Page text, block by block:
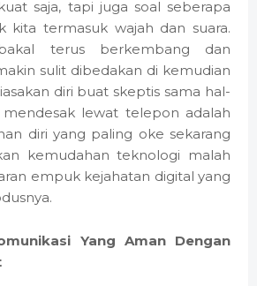
saja, tapi juga soal seberapa
kita termasuk wajah dan suara.
terus berkembang dan
sulit dibedakan di kemudian
diri buat skeptis sama hal-
lewat telepon adalah
diri yang paling oke sekarang
kemudahan teknologi malah
empuk kejahatan digital yang
Yang Aman Dengan